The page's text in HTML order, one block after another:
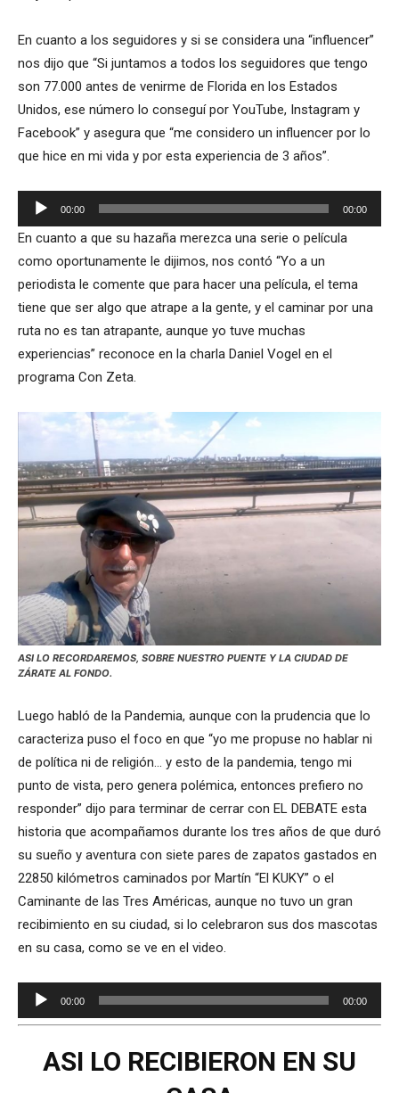
En cuanto a los seguidores y si se considera una “influencer”
nos dijo que “Si juntamos a todos los seguidores que tengo
son 77.000 antes de venirme de Florida en los Estados
Unidos, ese número lo conseguí por YouTube, Instagram y
Facebook” y asegura que “me considero un influencer por lo
que hice en mi vida y por esta experiencia de 3 años”.
Reproductor
de
audio
00:00 00:00
En cuanto a que su hazaña merezca una serie o película
como oportunamente le dijimos, nos contó “Yo a un
periodista le comente que para hacer una película, el tema
tiene que ser algo que atrape a la gente, y el caminar por una
ruta no es tan atrapante, aunque yo tuve muchas
experiencias” reconoce en la charla Daniel Vogel en el
programa Con Zeta.
ASI LO RECORDAREMOS, SOBRE NUESTRO PUENTE Y LA CIUDAD DE
ZÁRATE AL FONDO.
Luego habló de la Pandemia, aunque con la prudencia que lo
caracteriza puso el foco en que “yo me propuse no hablar ni
de política ni de religión… y esto de la pandemia, tengo mi
punto de vista, pero genera polémica, entonces prefiero no
responder” dijo para terminar de cerrar con EL DEBATE esta
historia que acompañamos durante los tres años de que duró
su sueño y aventura con siete pares de zapatos gastados en
22850 kilómetros caminados por Martín “El KUKY” o el
Caminante de las Tres Américas, aunque no tuvo un gran
recibimiento en su ciudad, si lo celebraron sus dos mascotas
en su casa, como se ve en el video.
Reproductor
de
00:00 00:00
ASI LO RECIBIERON EN SU